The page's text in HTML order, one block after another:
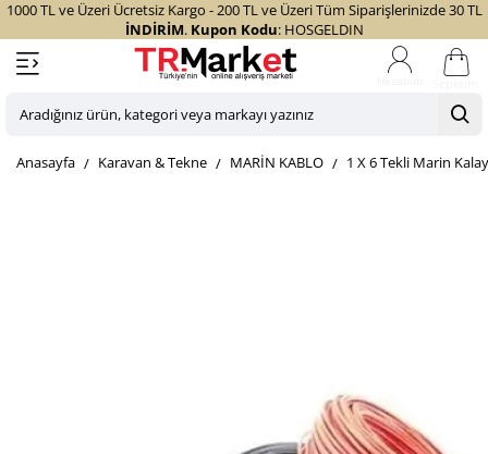
1000 TL ve Üzeri Ücretsiz Kargo - 200 TL ve Üzeri Tüm Siparişlerinizde 30 TL
İNDİRİM. Kupon Kodu: HOSGELDIN
Aradığınız
kategori
homeKaravan & Tekne MARİN KABLO 1 X 6 Tekli Marin